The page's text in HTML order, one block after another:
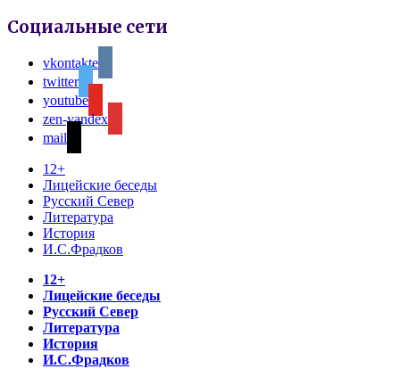
Социальные сети
vkontakte
twitter
youtube
zen-yandex
mail
12+
Лицейские беседы
Русский Север
Литература
История
И.С.Фрадков
12+
Лицейские беседы
Русский Север
Литература
История
И.С.Фрадков